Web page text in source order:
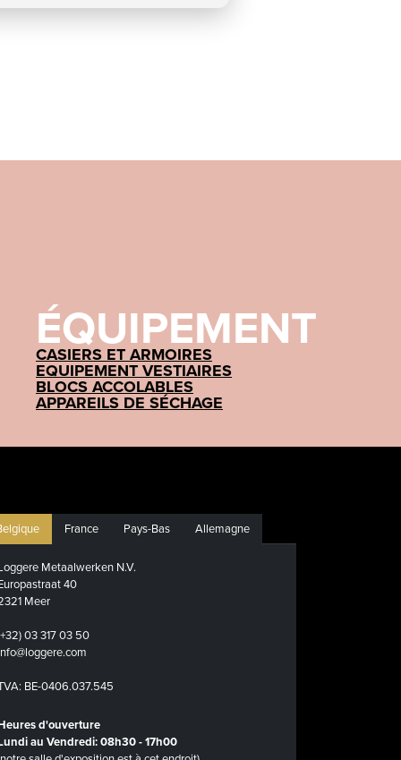
ÉQUIPEMENT
CASIERS ET ARMOIRES
EQUIPEMENT VESTIAIRES
BLOCS ACCOLABLES
APPAREILS DE SÉCHAGE
France Pays-Bas Allemagne
Metaalwerken N.V.
40
Meer
03 317 03 50
BE-0406.037.545
d'ouverture
au Vendredi: 08h30 - 17h00